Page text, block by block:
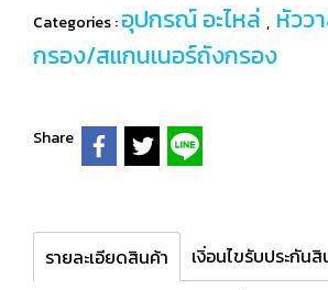
Categories :อุปกรณ์ อะไหล่ , หัวว
กรอง/สแกนเนอร์ถังกรอง
Share
รายละเอียดสินค้า เงิ่อนไขรับประกัน